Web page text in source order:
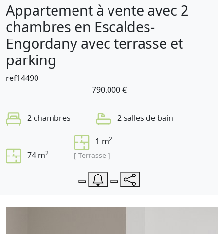
Appartement à vente avec 2
chambres en Escaldes-
Engordany avec terrasse et
parking
ref14490
790.000 €
2 chambres 2 salles de bain
74 m2
1 m2
[ Terrasse ]